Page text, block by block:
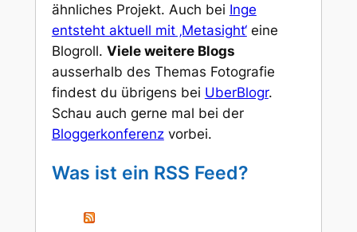
ähnliches Projekt. Auch bei Inge
entsteht aktuell mit ‚Metasight‘eine
Blogroll. Viele weitere Blogs
ausserhalb des Themas Fotografie
findest du übrigens bei UberBlogr.
Schau auch gerne mal bei der
Bloggerkonferenzvorbei.
Was ist ein RSS Feed?